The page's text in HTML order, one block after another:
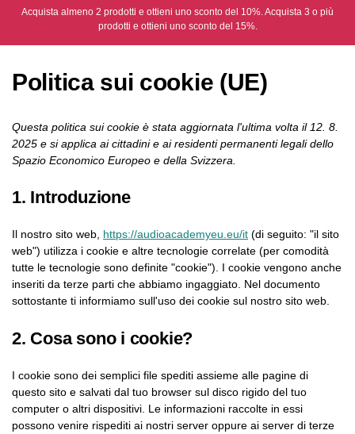
Acquista almeno 2 prodotti e ottieni uno sconto del 10%. Acquista 3 o più
prodotti e ottieni uno sconto del 15%.
Politica sui cookie (UE)
Questa politica sui cookie è stata aggiornata l'ultima volta il 12. 8.
2025 e si applica ai cittadini e ai residenti permanenti legali dello
Spazio Economico Europeo e della Svizzera.
1. Introduzione
Il nostro sito web, https://audioacademyeu.eu/it (di seguito: "il sito
web") utilizza i cookie e altre tecnologie correlate (per comodità
tutte le tecnologie sono definite "cookie"). I cookie vengono anche
inseriti da terze parti che abbiamo ingaggiato. Nel documento
sottostante ti informiamo sull'uso dei cookie sul nostro sito web.
2. Cosa sono i cookie?
I cookie sono dei semplici file spediti assieme alle pagine di
questo sito e salvati dal tuo browser sul disco rigido del tuo
computer o altri dispositivi. Le informazioni raccolte in essi
possono venire rispediti ai nostri server oppure ai server di terze